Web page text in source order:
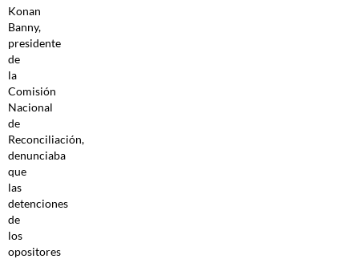
Konan
Banny,
presidente
de
la
Comisión
Nacional
de
Reconciliación,
denunciaba
que
las
detenciones
de
los
opositores